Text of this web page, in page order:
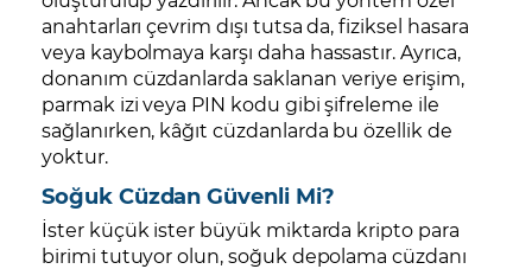
anahtarları çevrim dışı tutsa da, fiziksel hasara
veya kaybolmaya karşı daha hassastır. Ayrıca,
donanım cüzdanlarda saklanan veriye erişim,
parmak izi veya PIN kodu gibi şifreleme ile
sağlanırken, kâğıt cüzdanlarda bu özellik de
yoktur.
Soğuk Cüzdan Güvenli Mi?
İster küçük ister büyük miktarda kripto para
birimi tutuyor olun, soğuk depolama cüzdanı